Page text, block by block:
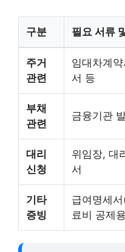
구분 필요 서류
주거
관련
임대차계
서 등
부채
관련
금융기관
대리
신청
위임장, 대
서
기타
증빙
급여명세
료비 공제